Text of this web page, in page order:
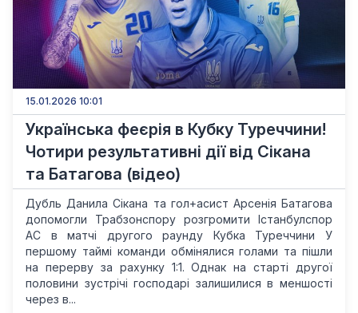
15.01.2026 10:01
Українська феєрія в Кубку Туреччини!
Чотири результативні дії від Сікана
та Батагова (відео)
Дубль Данила Сікана та гол+асист Арсенія Батагова
допомогли Трабзонспору розгромити Істанбулспор
АС в матчі другого раунду Кубка Туреччини У
першому таймі команди обмінялися голами та пішли
на перерву за рахунку 1:1. Однак на старті другої
половини зустрічі господарі залишилися в меншості
через в...